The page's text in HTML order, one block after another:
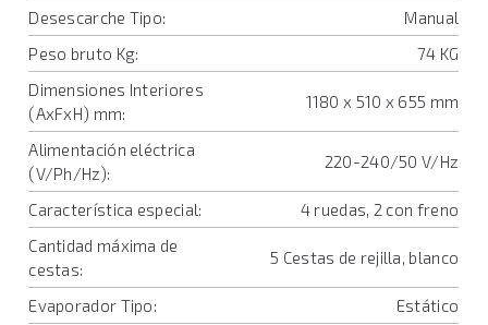
Desescarche Tipo:
Manual
Peso bruto Kg:
74 KG
Dimensiones Interiores
(AxFxH) mm:
1180 x 510 x 655 mm
Alimentación eléctrica
(V/Ph/Hz):
220-240/50 V/Hz
Característica especial:
4 ruedas, 2 con freno
Cantidad máxima de
cestas:
5 Cestas de rejilla, blanco
Evaporador Tipo:
Estático